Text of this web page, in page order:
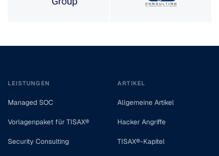
LEISTUNGEN
Managed SOC
Vorlagenpaket für TISAX®
Security Consulting
ARTIKEL
Allgemeine Artikel
Hacker Angriffe
TISAX®-Kapitel